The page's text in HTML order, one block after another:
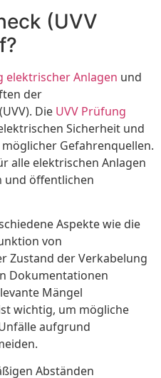
(UVV
elektrischer Anlagen und
der
Die UVV Prüfung
Sicherheit und
Gefahrenquellen.
alle elektrischen Anlagen
und öffentlichen
Aspekte wie die
von
Zustand der Verkabelung
Dokumentationen
Mängel
wichtig, um mögliche
aufgrund
Abständen